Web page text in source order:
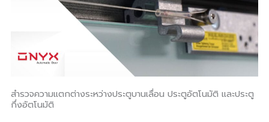
สำรวจความแตกต่างระหว่างประตูบานเลื่อน ประตูอัตโนมัติ และประตู
กึ่งอัตโนมัติ